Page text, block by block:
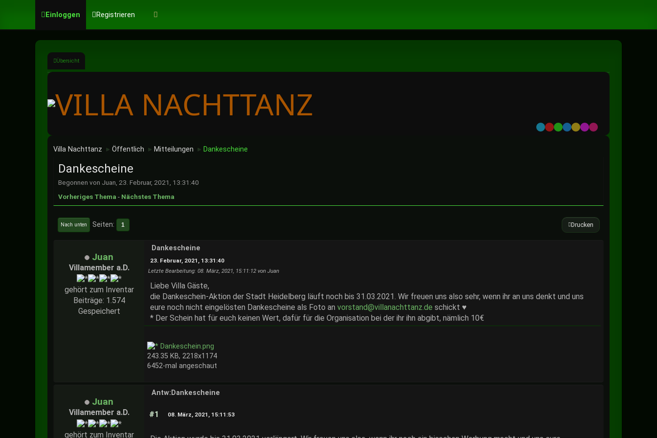
Einloggen Registrieren
Übersicht
Default
RedGreen
BlueYellow
Purple
Pink
Villa Nachttanz ► Öffentlich ► Mitteilungen ► Dankescheine
Dankescheine
Begonnen von Juan, 23. Februar, 2021, 13:31:40
Vorheriges Thema - Nächstes Thema
Drucken
Nach unten Seiten 1
Juan
Villamember a.D.
gehört zum Inventar
Beiträge: 1.574
Gespeichert
Dankescheine
23. Februar, 2021, 13:31:40
Letzte Bearbeitung: 08. März, 2021, 15:11:12 von Juan
Liebe Villa Gäste,
die Dankeschein-Aktion der Stadt Heidelberg läuft noch bis 31.03.2021. Wir freuen uns also sehr, wenn ihr an uns denkt und uns
eure noch nicht eingelösten Dankescheine als Foto an vorstand@villanachttanz.de schickt ♥
* Der Schein hat für euch keinen Wert, dafür für die Organisation bei der ihr ihn abgibt, nämlich 10€
Dankeschein.png
243.35 KB, 2218x1174
6452-mal angeschaut
Juan
Villamember a.D.
gehört zum Inventar
Antw:Dankescheine
#1 08. März, 2021, 15:11:53